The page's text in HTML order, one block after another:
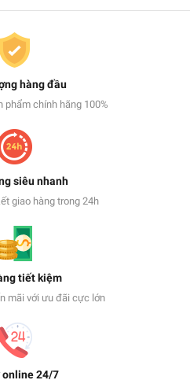
hàng đầu
phẩm chính hãng 100%
siêu nhanh
giao hàng trong 24h
tiết kiệm
mãi với ưu đãi cực lớn
online 24/7